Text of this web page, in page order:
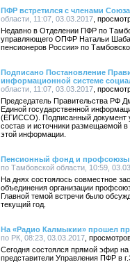
ПФР встретился с членами
области, 11:07, 03.03.2017
Недавно в Отделении ПФР по
управляющего ОПФР Натальи
пенсионеров России» по
Подписано Постановление
информационной системе
области, 11:07, 03.03.2017
Председатель Правительства РФ
Единой государственной
(ЕГИССО). Подписанный документ
состав и источники размещаемой
этой информации.
Пенсионный фонд и профсоюзы
по Тамбовской области, 10:59,
На днях состоялось совместное
объединения организации
Главной темой встречи было
текущий год.
На «Радио Калмыкии» прошел
по РК, 08:23, 03.03.2017
Сегодня состоялся прямой эфир
представители Управления ПФР в